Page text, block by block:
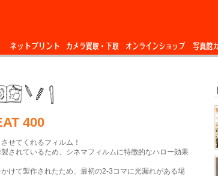
ネットプリント
カメラ買取・下
オンラインショップ 写真館
400
せてくれるフィルム！
されているため、シネマフィルムに特徴的なハロー効果
けて製作されたため、最初の2-3コマに光漏れがある場